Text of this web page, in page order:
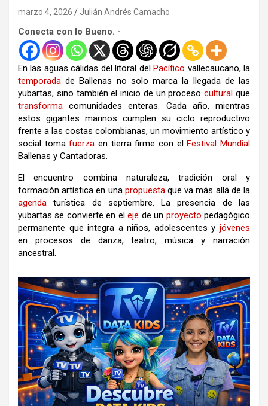
marzo 4, 2026 Julián Andrés Camacho
Conecta con lo Bueno. -
En las aguas cálidas del litoral delPacífico vallecaucano, la
temporada de Ballenas no solo marca la llegada de las
yubartas, sino también el inicio de un procesocultural que
transforma comunidades enteras. Cada año, mientras
estos gigantes marinos cumplen su ciclo reproductivo
frente a las costas colombianas, un movimiento artístico y
social tomafuerza en tierra firme con elFestival Mundial
Ballenas y Cantadoras.
El encuentro combina naturaleza, tradición oral y
formación artística en una propuestaque va más allá de la
agenda turística de septiembre. La presencia de las
yubartas se convierte en eleje de un proyecto pedagógico
permanente que integra a niños, adolescentes y jóvenes
en procesos de danza, teatro, música y narración
ancestral.